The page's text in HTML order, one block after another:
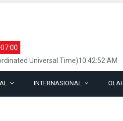
Universal Time)10:42:52 AM
INTERNASIONAL